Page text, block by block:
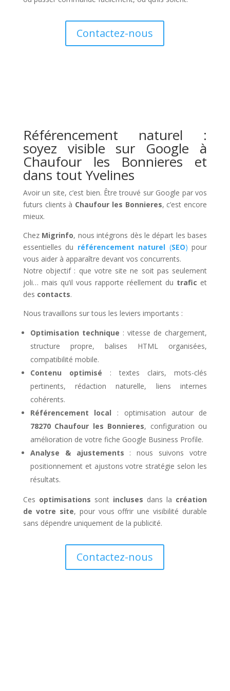
Contactez-nous
Référencement naturel :
soyez visible sur Google à
Chaufour les Bonnieres et
dans tout Yvelines
Avoir un site, c’est bien. Être trouvé sur Google par vos
futurs clients à Chaufour les Bonnieres, c’est encore
mieux.
Chez Migrinfo, nous intégrons dès le départ les bases
essentielles du référencement naturel (SEO) pour
vous aider à apparaître devant vos concurrents.
Notre objectif : que votre site ne soit pas seulement
joli… mais qu’il vous rapporte réellement du trafic et
des contacts.
Nous travaillons sur tous les leviers importants :
Optimisation technique : vitesse de chargement,
structure propre, balises HTML organisées,
compatibilité mobile.
Contenu optimisé : textes clairs, mots-clés
pertinents, rédaction naturelle, liens internes
cohérents.
Référencement local : optimisation autour de
78270 Chaufour les Bonnieres, configuration ou
amélioration de votre fiche Google Business Profile.
Analyse & ajustements : nous suivons votre
positionnement et ajustons votre stratégie selon les
résultats.
Ces optimisations sont incluses dans la création
de votre site, pour vous offrir une visibilité durable
sans dépendre uniquement de la publicité.
Contactez-nous